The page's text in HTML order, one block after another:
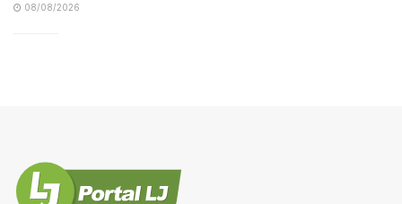
08/08/2026